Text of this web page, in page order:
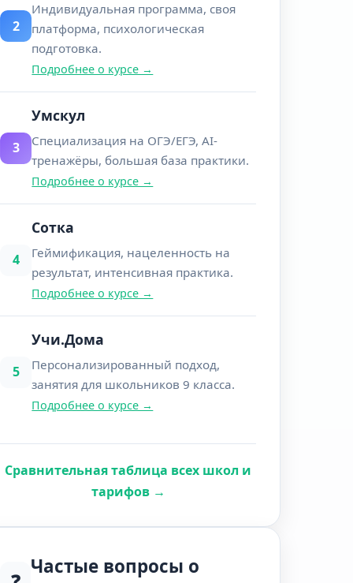
2
Индивидуальная программа, своя
платформа, психологическая
подготовка.
Подробнее о курсе →
3
Умскул
Специализация на ОГЭ/ЕГЭ, AI-
тренажёры, большая база практики.
Подробнее о курсе →
4
Сотка
Геймификация, нацеленность на
результат, интенсивная практика.
Подробнее о курсе →
5
Учи.Дома
Персонализированный подход,
занятия для школьников 9 класса.
Подробнее о курсе →
Сравнительная таблица всех школ и
тарифов →
Частые вопросы о